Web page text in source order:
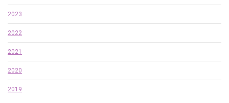
2023
2022
2021
2020
2019